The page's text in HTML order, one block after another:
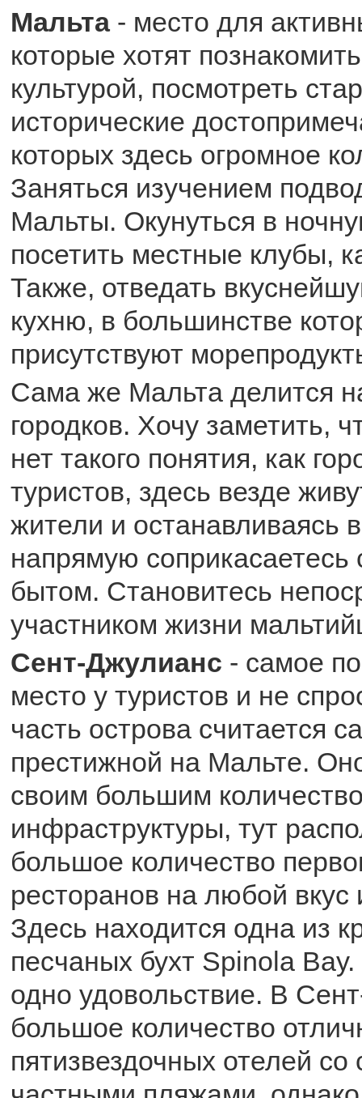
Мальта- место для
которые хотят
культурой, посмотреть
исторические
которых здесь огромное
Заняться изучением
Мальты. Окунуться в
посетить местные клубы,
Также, отведать
кухню, в большинстве
присутствуют
Сама же Мальта делится
городков. Хочу заметить,
нет такого понятия, как
туристов, здесь везде
жители и останавливаясь
напрямую соприкасаетесь
бытом. Становитесь
участником жизни
Сент-Джулианс - самое
место у туристов и не
часть острова считается
престижной на Мальте.
своим большим
инфраструктуры, тут
большое количество
ресторанов на любой вкус
Здесь находится одна из
песчаных бухт Spinola
одно удовольствие. В
большое количество
пятизвездочных отелей со